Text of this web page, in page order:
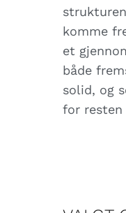
komme
et
både
solid, og
for resten